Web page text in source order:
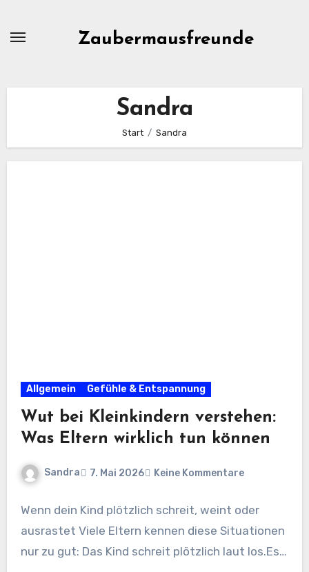
Zaubermausfreunde
Sandra
Start Sandra
Allgemein Gefühle & Entspannung
Wut bei Kleinkindern verstehen:
Was Eltern wirklich tun können
Sandra 7. Mai 2026 Keine Kommentare
Wenn dein Kind plötzlich schreit, weint oder
ausrastet Viele Eltern kennen diese Situationen
nur zu gut: Das Kind schreit plötzlich laut los.Es…